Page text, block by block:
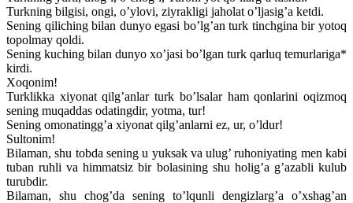
Turkning bilgisi, ongi, o’ylovi, ziyrakligi jaholat o’ljasig’a ketdi.
Sening qiliching bilan dunyo egasi bo’lg’an turk tinchgina bir yotoq
topolmay qoldi.
Sening kuching bilan dunyo xo’jasi bo’lgan turk qarluq temurlariga*
kirdi.
Xoqonim!
Turklikka xiyonat qilg’anlar turk bo’lsalar ham qonlarini oqizmoq
sening muqaddas odatingdir, yotma, tur!
Sening omonatingg’a xiyonat qilg’anlarni ez, ur, o’ldur!
Sultonim!
Bilaman, shu tobda sening u yuksak va ulug’ ruhoniyating men kabi
tuban ruhli va himmatsiz bir bolasining shu holig’a g’azabli kulub
turubdir.
Bilaman, shu chog’da sening to’lqunli dengizlarg’a o’xshag’an